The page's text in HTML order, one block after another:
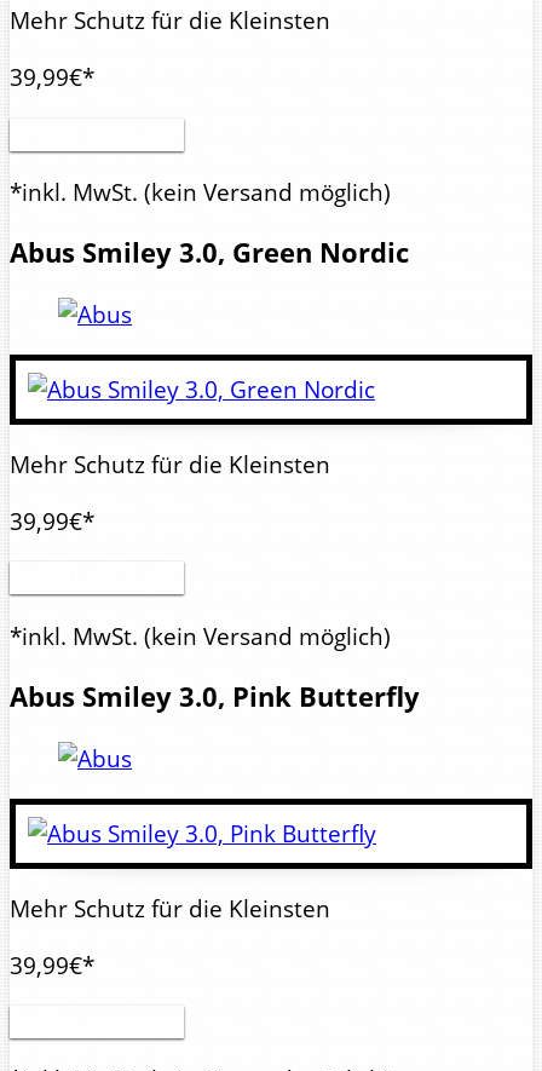
Mehr Schutz für die Kleinsten
39,99€*
*inkl. MwSt. (kein Versand möglich)
Abus Smiley 3.0, Green Nordic
Mehr Schutz für die Kleinsten
39,99€*
*inkl. MwSt. (kein Versand möglich)
Abus Smiley 3.0, Pink Butterfly
Mehr Schutz für die Kleinsten
39,99€*